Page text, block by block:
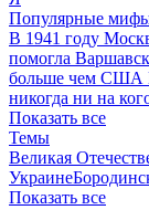
Популярные
В 1941 году
помогла
больше чем США
никогда ни на
Показать все
Темы
Великая
Украине
Показать все